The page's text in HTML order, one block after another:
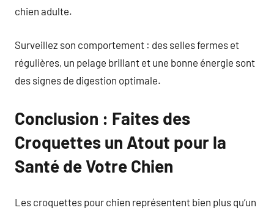
chien adulte.
Surveillez son comportement : des selles fermes et
régulières, un pelage brillant et une bonne énergie sont
des signes de digestion optimale.
Conclusion : Faites des
Croquettes un Atout pour la
Santé de Votre Chien
Les croquettes pour chien représentent bien plus qu’un